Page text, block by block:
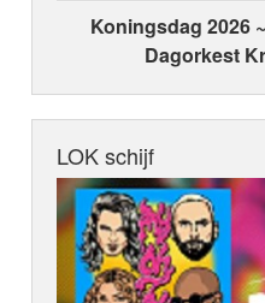
Koningsdag 2026
Dagorkest
LOK schijf